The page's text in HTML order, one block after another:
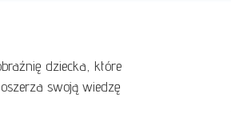
dziecka, które
swoją wiedzę